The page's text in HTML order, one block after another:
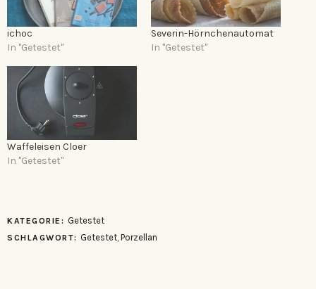
ichoc
In "Getestet"
Severin-Hörnchenautomat
In "Getestet"
Waffeleisen Cloer
In "Getestet"
KATEGORIE: Getestet
SCHLAGWORT: Getestet Porzellan